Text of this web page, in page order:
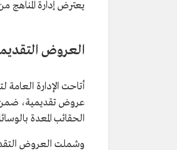
يعترض إدارة المناهج
العروض
عروض تقديمية، ضمن
الحقائب المعدة
وشملت العروض